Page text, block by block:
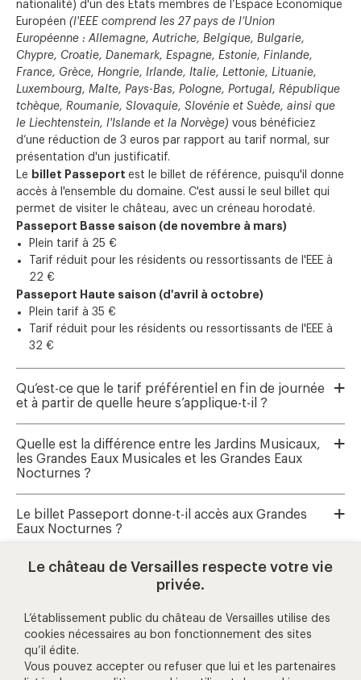
nationalité) d'un des États membres de l’Espace Économique
Européen (l'EEE comprend les 27 pays de l’Union
Européenne : Allemagne, Autriche, Belgique, Bulgarie,
Chypre, Croatie, Danemark, Espagne, Estonie, Finlande,
France, Grèce, Hongrie, Irlande, Italie, Lettonie, Lituanie,
Luxembourg, Malte, Pays-Bas, Pologne, Portugal, République
tchèque, Roumanie, Slovaquie, Slovénie et Suède, ainsi que
le Liechtenstein, l'Islande et la Norvège) vous bénéficiez
d’une réduction de 3 euros par rapport au tarif normal, sur
présentation d'un justificatif.
Le billet Passeport est le billet de référence, puisqu'il donne
accès à l'ensemble du domaine. C'est aussi le seul billet qui
permet de visiter le château, avec un créneau horodaté.
Passeport Basse saison (de novembre à mars)
Plein tarif à 25 €
Tarif réduit pour les résidents ou ressortissants de l'EEE à
22 €
Passeport Haute saison (d'avril à octobre)
Plein tarif à 35 €
Tarif réduit pour les résidents ou ressortissants de l'EEE à
32 €
Qu’est-ce que le tarif préférentiel en fin de journée
et à partir de quelle heure s’applique-t-il ?
Quelle est la différence entre les Jardins Musicaux,
les Grandes Eaux Musicales et les Grandes Eaux
Nocturnes ?
Le billet Passeport donne-t-il accès aux Grandes
Eaux Nocturnes ?
Où réserver les Grandes Eaux Musicales et les
aide et contact
Le château de Versailles respecte votre vie
privée.
L’établissement public du château de Versailles utilise des
cookies nécessaires au bon fonctionnement des sites
qu’il édite.
Vous pouvez accepter ou refuser que lui et les partenaires